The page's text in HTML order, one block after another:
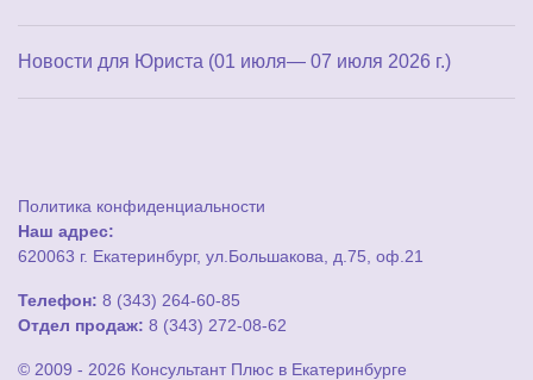
Новости для Юриста (01 июля— 07 июля 2026 г.)
Политика конфиденциальности
Наш адрес:
620063 г. Екатеринбург, ул.Большакова, д.75, оф.21
Телефон: 8 (343) 264-60-85
Отдел продаж: 8 (343) 272-08-62
© 2009 - 2026 Консультант Плюс в Екатеринбурге